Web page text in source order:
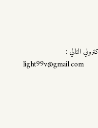
التالي :
light99v@gmail.com